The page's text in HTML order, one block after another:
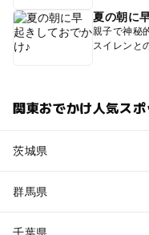
夏の朝に
親子で神秘
スイレンと
関東おでかけ人気ス
茨城県
群馬県